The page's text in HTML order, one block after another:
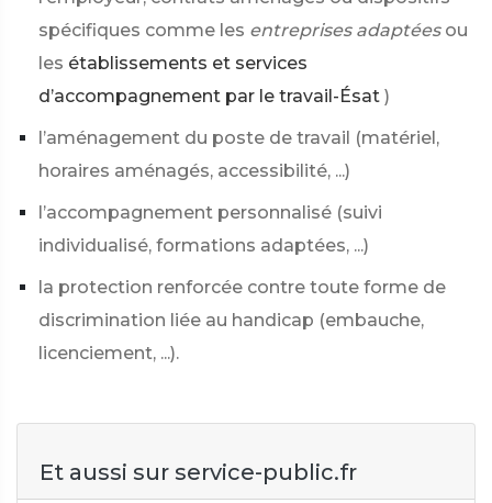
spécifiques comme les entreprises adaptées ou
les établissements et services
d’accompagnement par le travail-Ésat )
l’aménagement du poste de travail (matériel,
horaires aménagés, accessibilité, ...)
l’accompagnement personnalisé (suivi
individualisé, formations adaptées, ...)
la protection renforcée contre toute forme de
discrimination liée au handicap (embauche,
licenciement, ...).
Et aussi sur service-public.fr